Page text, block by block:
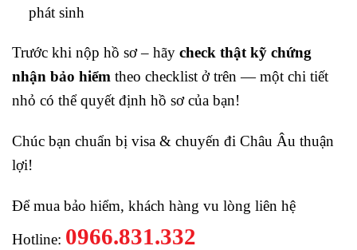
phát sinh
Trước khi nộp hồ sơ – hãy check thật kỹ chứng
nhận bảo hiểm theo checklist ở trên — một chi tiết
nhỏ có thể quyết định hồ sơ của bạn!
Chúc bạn chuẩn bị visa & chuyến đi Châu Âu thuận
lợi!
Để mua bảo hiểm, khách hàng vu lòng liên hệ
Hotline: 0966.831.332